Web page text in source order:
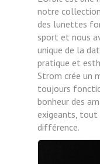
notre
des lunettes
sport et nous
unique de la
pratique et
Strom crée un
toujours
bonheur des
exigeants, tout
différence.